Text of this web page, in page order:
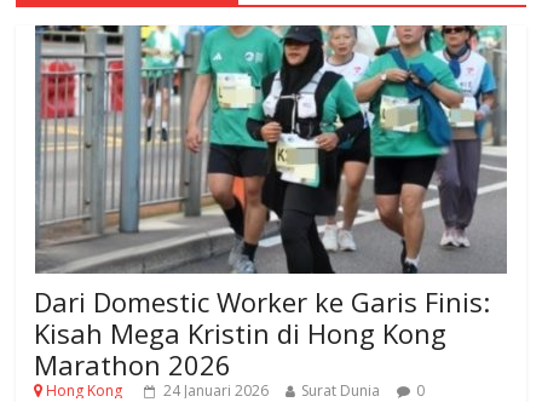
Dari Domestic Worker ke Garis Finis:
Kisah Mega Kristin di Hong Kong
Marathon 2026
Hong Kong 24 Januari 2026 Surat Dunia 0